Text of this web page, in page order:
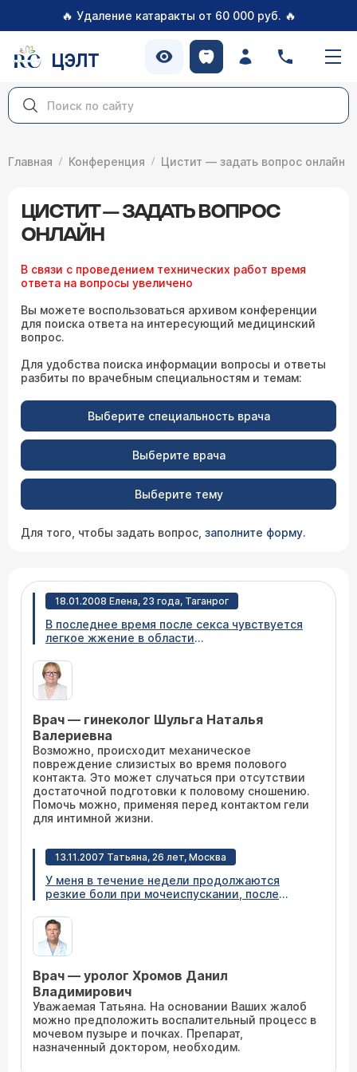
🔥 Удаление катаракты от 60 000 руб. 🔥
ЦЭЛТ
Главная Конференция Цистит — задать вопрос онлайн
ЦИСТИТ — ЗАДАТЬ ВОПРОС
ОНЛАЙН
В связи с проведением технических работ время
ответа на вопросы увеличено
Вы можете воспользоваться архивом конференции
для поиска ответа на интересующий медицинский
вопрос.
Для удобства поиска информации вопросы и ответы
разбиты по врачебным специальностям и темам:
Выберите специальность врача
Выберите врача
Выберите тему
Для того, чтобы задать вопрос, заполните форму.
18.01.2008 Елена, 23 года, Таганрог
В последнее время после секса чувствуется
легкое жжение в области
желание сходить в туалет (чаще, чем обычно).
Половые контакты в презервативе,
дискомфорт проходит при отсутствии секса.
месяца назад делали лазеркоагуляцию шейки
матки, если это имеет значение. До операции
все было хорошо. Спасибо.
Врач — гинеколог Шульга Наталья
Валериевна
Возможно, происходит механическое
повреждение слизистых во время полового
контакта. Это может случаться при отсутствии
достаточной подготовки к половому сношению.
Помочь можно, применяя перед контактом гели
для интимной жизни.
13.11.2007 Татьяна, 26 лет, Москва
У меня в течение недели продолжаются
резкие боли при мочеиспускании, после
появилась тупая боль в пояснице, а вечером
еще и температура поднялась. Сходила к
урологу - он выписал Нолицин. Прочитала
включающий даже кандидоз, что мне страшно
пить такие таблетки. Вечером я принимаю
горячую ванну, и это немного снимает боль.
Можно обойтись без таблеток?
Врач — уролог Хромов Данил
Владимирович
Уважаемая Татьяна. На основании Ваших жалоб
можно предположить воспалительный процесс в
мочевом пузыре и почках. Препарат,
назначенный доктором, необходим.